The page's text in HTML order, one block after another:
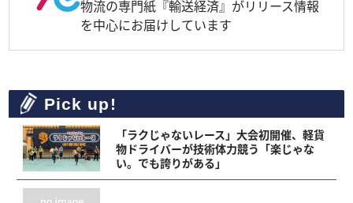
物流の専門紙『輸送経済』がリリース情報
を中心にお届けしています
Pick up!
「ラクじゃないレース」大会初開催、軽貨
物ドライバーが技術体力競う「楽じゃな
い。でも誇りがある」